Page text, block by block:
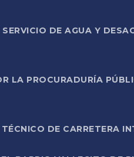
DE AGUA Y
LA PROCURADURÍA
DE CARRETERA